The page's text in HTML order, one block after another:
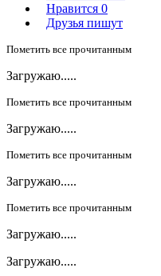
Нравится 0
Друзья пишут
Пометить все прочитанным
Загружаю.....
Пометить все прочитанным
Загружаю.....
Пометить все прочитанным
Загружаю.....
Пометить все прочитанным
Загружаю.....
Загружаю.....